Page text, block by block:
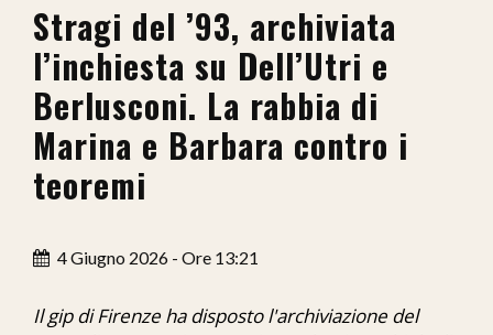
Giudiziaria
Politica
Sport
Attualità
Stragi del ’93, archiviata
l’inchiesta su Dell’Utri e
Berlusconi. La rabbia di
Marina e Barbara contro i
teoremi
4 Giugno 2026 - Ore 13:21
Il gip di Firenze ha disposto l'archiviazione del